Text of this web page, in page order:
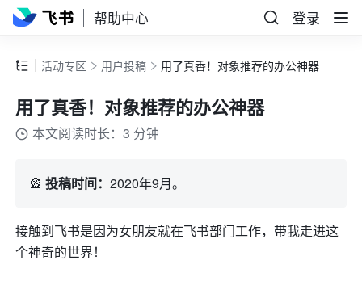
帮助中心 登录
活动专区 用户投稿 用了真香！对象推荐的办公神器
用了真香！对象推荐的办公神器
本文阅读时长：3 分钟
🎡 投稿时间：2020年9月。
接触到飞书是因为女朋友就在飞书部门工作，带我走进这
个神奇的世界！